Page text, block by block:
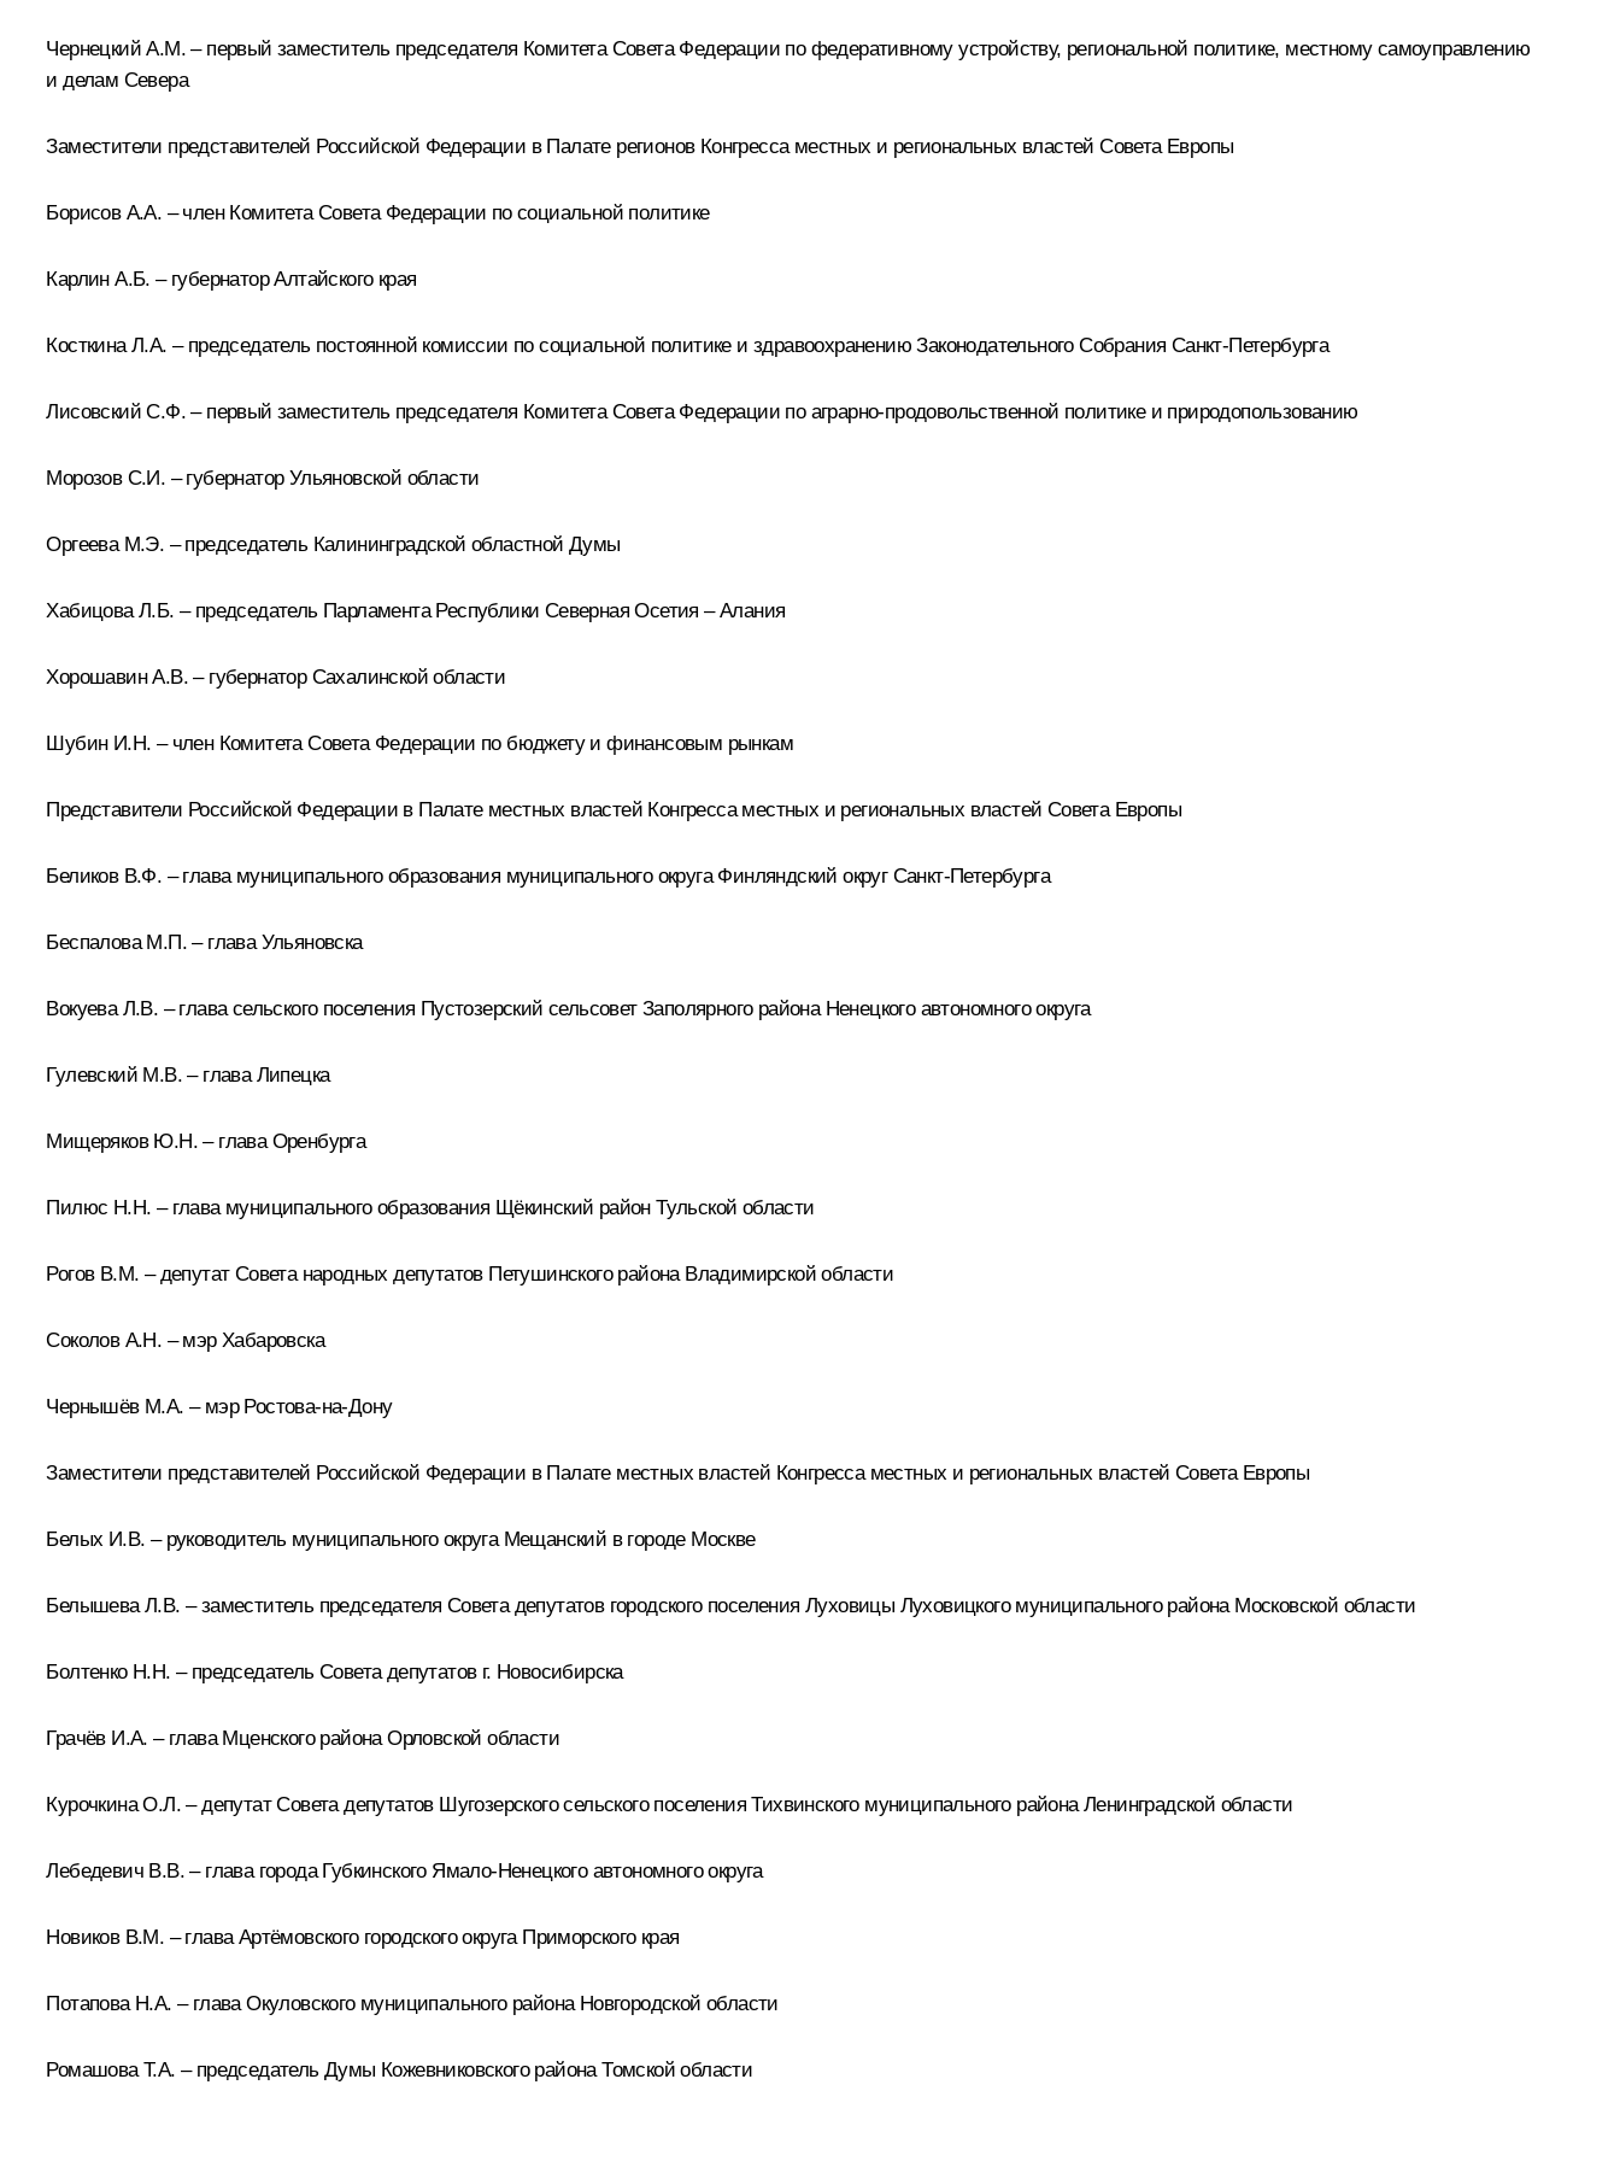
Чернецкий A.M. – первый заместитель председателя Комитета Совета Федерации по федеративному устройству, региональной политике, местному самоуправлению
и делам Севера
Заместители представителей Российской Федерации в Палате регионов Конгресса местных и региональных властей Совета Европы
Борисов А.А. – член Комитета Совета Федерации по социальной политике
Карлин А.Б. – губернатор Алтайского края
Косткина Л.А. – председатель постоянной комиссии по социальной политике и здравоохранению Законодательного Собрания Санкт-Петербурга
Лисовский С.Ф. – первый заместитель председателя Комитета Совета Федерации по аграрно-продовольственной политике и природопользованию
Морозов С.И. – губернатор Ульяновской области
Оргеева М.Э. – председатель Калининградской областной Думы
Хабицова Л.Б. – председатель Парламента Республики Северная Осетия – Алания
Хорошавин А.В. – губернатор Сахалинской области
Шубин И.Н. – член Комитета Совета Федерации по бюджету и финансовым рынкам
Представители Российской Федерации в Палате местных властей Конгресса местных и региональных властей Совета Европы
Беликов В.Ф. – глава муниципального образования муниципального округа Финляндский округ Санкт-Петербурга
Беспалова М.П. – глава Ульяновска
Вокуева Л.В. – глава сельского поселения Пустозерский сельсовет Заполярного района Ненецкого автономного округа
Гулевский М.В. – глава Липецка
Мищеряков Ю.Н. – глава Оренбурга
Пилюс Н.Н. – глава муниципального образования Щёкинский район Тульской области
Рогов В.М. – депутат Совета народных депутатов Петушинского района Владимирской области
Соколов А.Н. – мэр Хабаровска
Чернышёв М.А. – мэр Ростова-на-Дону
Заместители представителей Российской Федерации в Палате местных властей Конгресса местных и региональных властей Совета Европы
Белых И.В. – руководитель муниципального округа Мещанский в городе Москве
Белышева Л.В. – заместитель председателя Совета депутатов городского поселения Луховицы Луховицкого муниципального района Московской области
Болтенко Н.Н. – председатель Совета депутатов г. Новосибирска
Грачёв И.А. – глава Мценского района Орловской области
Курочкина О.Л. – депутат Совета депутатов Шугозерского сельского поселения Тихвинского муниципального района Ленинградской области
Лебедевич В.В. – глава города Губкинского Ямало-Ненецкого автономного округа
Новиков В.М. – глава Артёмовского городского округа Приморского края
Потапова Н.А. – глава Окуловского муниципального района Новгородской области
Ромашова Т.А. – председатель Думы Кожевниковского района Томской области